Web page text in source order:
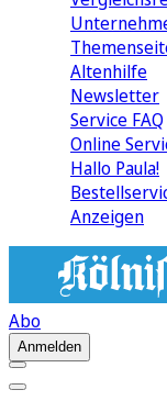
Altenhilfe
Newsletter
Service FAQ
Online
Hallo Paula!
Anzeigen
Abo
Anmelden